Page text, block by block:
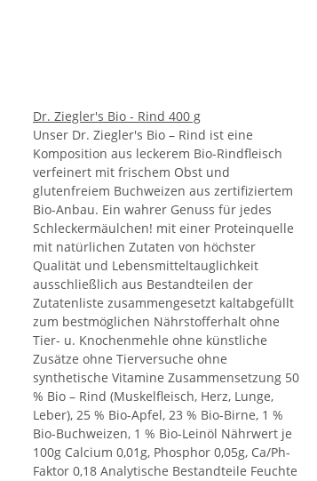
Dr. Ziegler's Bio - Rind 400 g
Unser Dr. Ziegler's Bio – Rind ist eine
Komposition aus leckerem Bio-Rindfleisch
verfeinert mit frischem Obst und
glutenfreiem Buchweizen aus zertifiziertem
Bio-Anbau. Ein wahrer Genuss für jedes
Schleckermäulchen! mit einer Proteinquelle
mit natürlichen Zutaten von höchster
Qualität und Lebensmitteltauglichkeit
ausschließlich aus Bestandteilen der
Zutatenliste zusammengesetzt kaltabgefüllt
zum bestmöglichen Nährstofferhalt ohne
Tier- u. Knochenmehle ohne künstliche
Zusätze ohne Tierversuche ohne
synthetische Vitamine Zusammensetzung 50
% Bio – Rind (Muskelfleisch, Herz, Lunge,
Leber), 25 % Bio-Apfel, 23 % Bio-Birne, 1 %
Bio-Buchweizen, 1 % Bio-Leinöl Nährwert je
100g Calcium 0,01g, Phosphor 0,05g, Ca/Ph-
Faktor 0,18 Analytische Bestandteile Feuchte